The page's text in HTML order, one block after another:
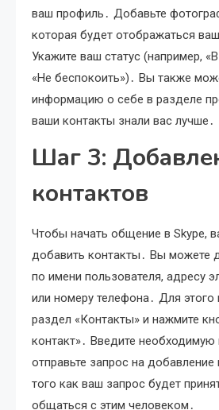
ваш профиль․ Добавьте
которая будет отображаться
Укажите ваш статус (например, «В
«Не беспокоить»)․ Вы также
информацию о себе в разделе
ваши контакты знали вас лучше․
Шаг 3:
контактов
Чтобы начать общение в Skype,
добавить контакты․ Вы можете
по имени пользователя, адресу
или номеру телефона․ Для этого
раздел «Контакты» и нажмите
контакт»․ Введите
отправьте запрос на
того как ваш запрос будет
общаться с этим человеком․